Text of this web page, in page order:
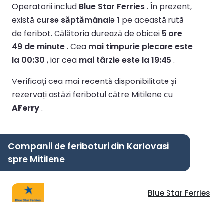
Operatorii includ Blue Star Ferries. În prezent,
există curse săptămânale 1 pe această rută
de feribot. Călătoria durează de obicei 5 ore
49 de minute. Cea mai timpurie plecare este
la 00:30 , iar cea mai târzie este la 19:45 .
Verificați cea mai recentă disponibilitate și
rezervați astăzi feribotul către Mitilene cu
AFerry.
Companii de feriboturi din Karlovasi
spre Mitilene
Blue Star Ferries